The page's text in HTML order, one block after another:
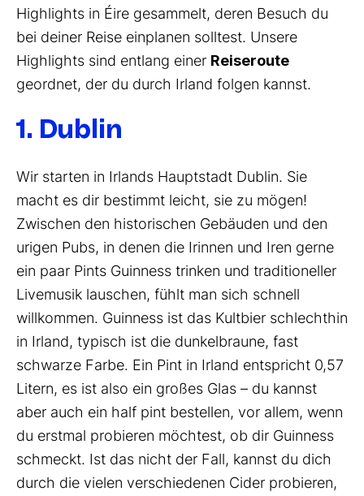
Highlights in Éire gesammelt, deren Besuch du
bei deiner Reise einplanen solltest. Unsere
Highlights sind entlang einer Reiseroute
geordnet, der du durch Irland folgen kannst.
1. Dublin
Wir starten in Irlands Hauptstadt Dublin. Sie
macht es dir bestimmt leicht, sie zu mögen!
Zwischen den historischen Gebäuden und den
urigen Pubs, in denen die Irinnen und Iren gerne
ein paar Pints Guinness trinken und traditioneller
Livemusik lauschen, fühlt man sich schnell
willkommen. Guinness ist das Kultbier schlechthin
in Irland, typisch ist die dunkelbraune, fast
schwarze Farbe. Ein Pint in Irland entspricht 0,57
Litern, es ist also ein großes Glas – du kannst
aber auch ein half pint bestellen, vor allem, wenn
du erstmal probieren möchtest, ob dir Guinness
schmeckt. Ist das nicht der Fall, kannst du dich
durch die vielen verschiedenen Cider probieren,